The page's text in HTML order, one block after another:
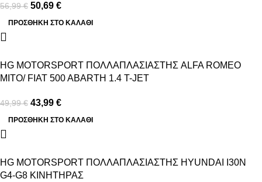
56,99€ 50,69 €
ΠΡΟΣΘΉΚΗ ΣΤΟ ΚΑΛΆΘΙ
HG MOTORSPORT ΠΟΛΛΑΠΛΑΣΙΑΣΤΗΣ ALFA ROMEO
MITO/ FIAT 500 ABARTH 1.4 T-JET
49,99€ 43,99 €
ΠΡΟΣΘΉΚΗ ΣΤΟ ΚΑΛΆΘΙ
HG MOTORSPORT ΠΟΛΛΑΠΛΑΣΙΑΣΤΗΣ HYUNDAI I30N
G4-G8 ΚΙΝΗΤΗΡΑΣ